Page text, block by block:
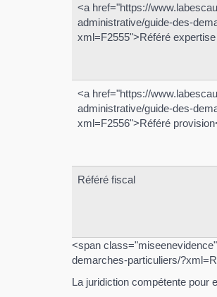
<a href="https://
administrative/guide-des-
xml=F2555">Référé
<a href="https://
administrative/guide-des-
xml=F2556">Référé
Référé fiscal
<span
demarches-particuliers/
La juridiction compétente pour